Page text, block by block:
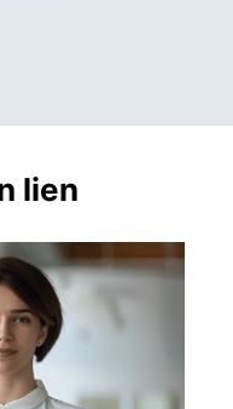
lien